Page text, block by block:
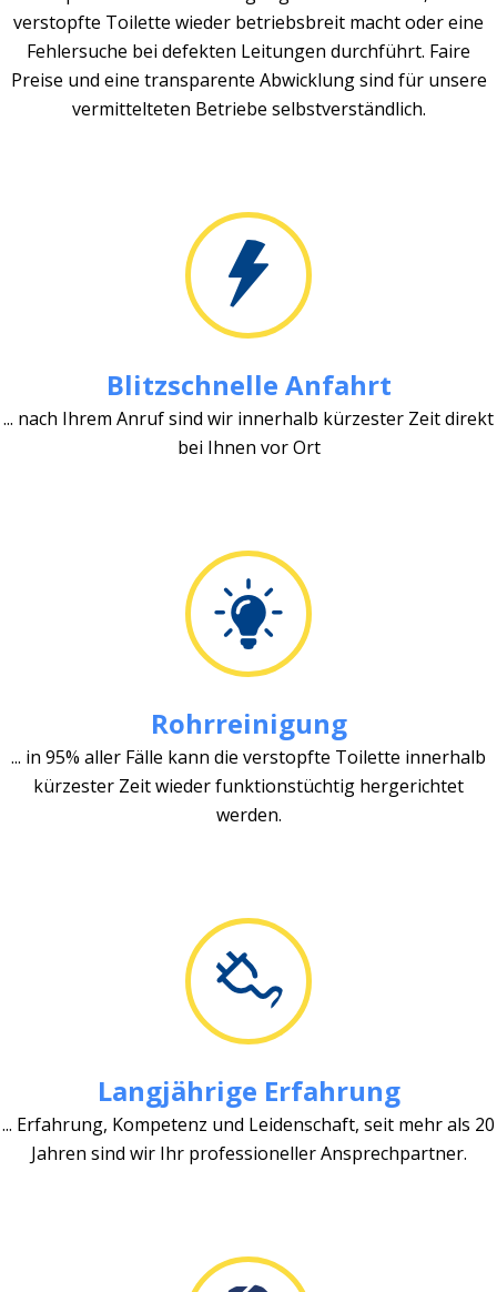
verstopfte Toilette wieder betriebsbreit macht oder eine
Fehlersuche bei defekten Leitungen durchführt. Faire
Preise und eine transparente Abwicklung sind für unsere
vermittelteten Betriebe selbstverständlich.
Blitzschnelle Anfahrt
... nach Ihrem Anruf sind wir innerhalb kürzester Zeit direkt
bei Ihnen vor Ort
Rohrreinigung
... in 95% aller Fälle kann die verstopfte Toilette innerhalb
kürzester Zeit wieder funktionstüchtig hergerichtet
werden.
Langjährige Erfahrung
... Erfahrung, Kompetenz und Leidenschaft, seit mehr als 20
Jahren sind wir Ihr professioneller Ansprechpartner.